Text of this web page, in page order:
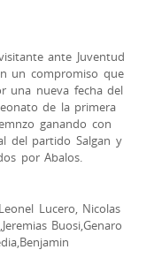
ante Juventud
un compromiso que
una nueva fecha del
de la primera
ganando con
del partido Salgan y
por Abalos.
Lucero, Nicolas
Buosi,Genaro